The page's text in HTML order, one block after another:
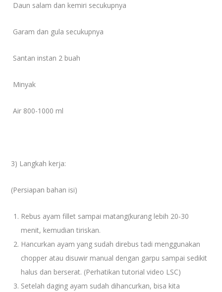
Daun salam dan kemiri secukupnya
Garam dan gula secukupnya
Santan instan 2 buah
Minyak
Air 800-1000 ml
3) Langkah kerja:
(Persiapan bahan isi)
Rebus ayam fillet sampai matang(kurang lebih 20-30
menit, kemudian tiriskan.
Hancurkan ayam yang sudah direbus tadi menggunakan
chopper atau disuwir manual dengan garpu sampai sedikit
halus dan berserat. (Perhatikan tutorial video LSC)
Setelah daging ayam sudah dihancurkan, bisa kita